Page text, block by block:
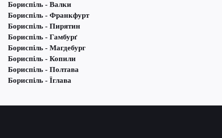
Бориспіль - Валки
Бориспіль - Франкфурт
Бориспіль - Пирятин
Бориспіль - Гамбурґ
Бориспіль - Магдебург
Бориспіль - Копили
Бориспіль - Полтава
Бориспіль - Їглава